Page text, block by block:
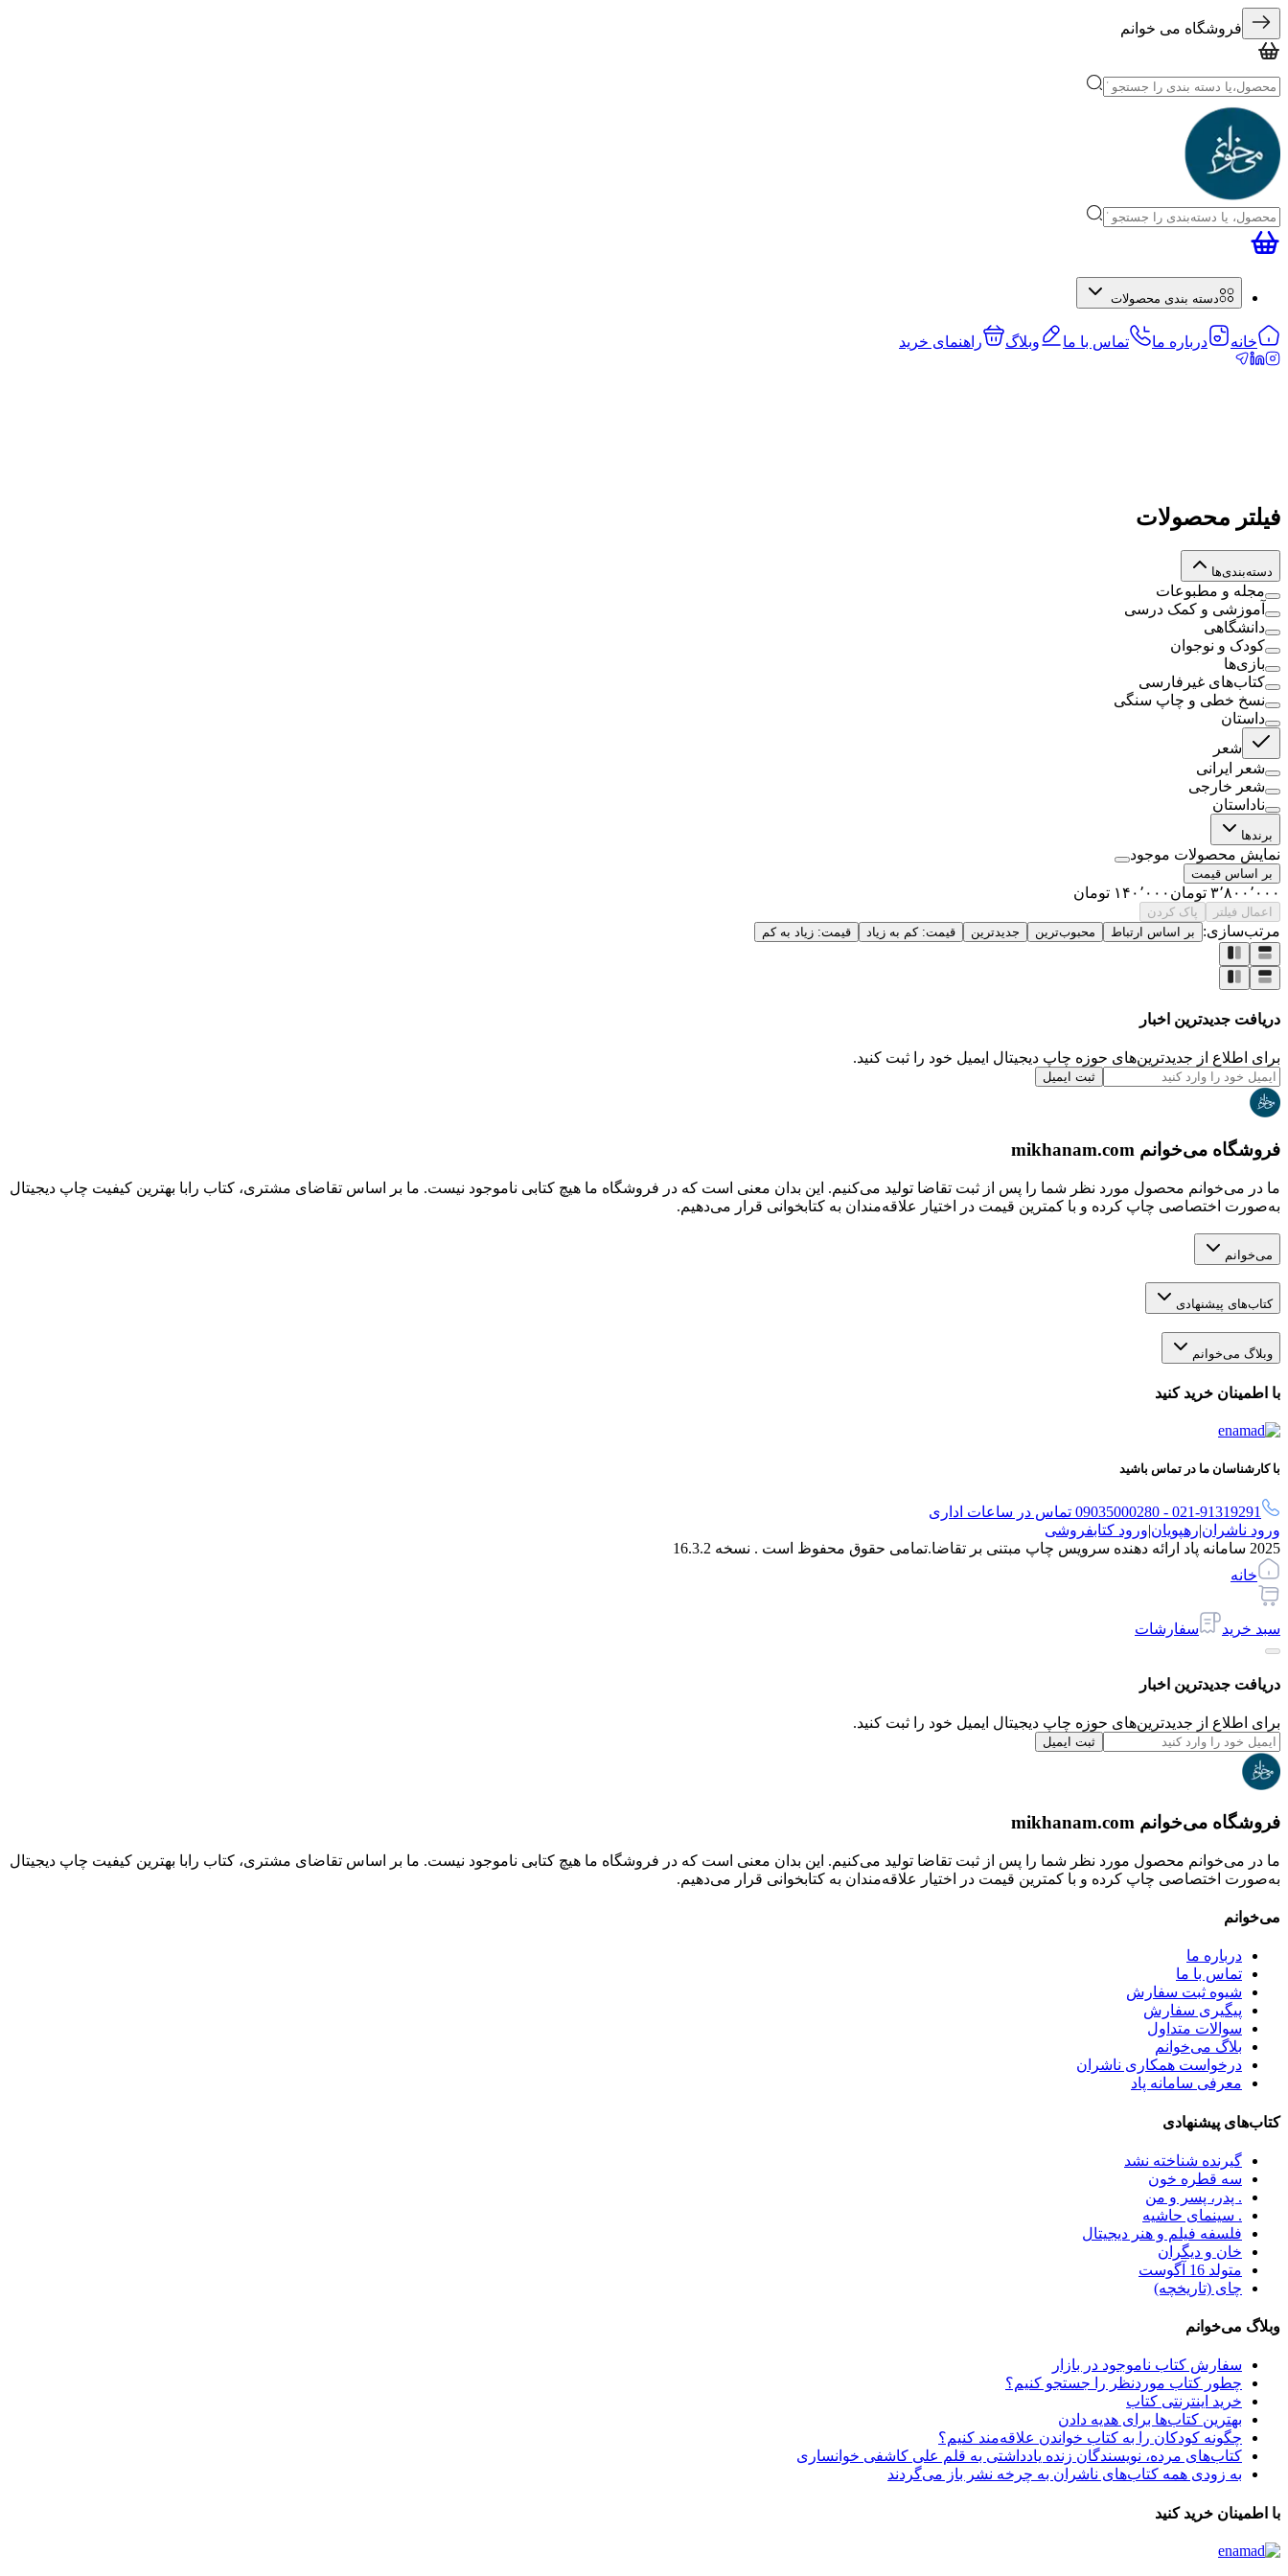
فروشگاه می خوانم
دسته بندی محصولات
خانه درباره ما تماس با ما وبلاگ راهنمای خرید
فیلتر محصولات
دسته‌بندی‌ها
مجله و مطبوعات
آموزشی و کمک درسی
دانشگاهی
کودک و نوجوان
بازی‌ها
کتاب‌های غیرفارسی
نسخ خطی و چاپ سنگی
داستان
شعر
شعر ایرانی
شعر خارجی
ناداستان
برندها
نمایش محصولات موجود
بر اساس قیمت
۳٬۸۰۰٬۰۰۰ تومان ۱۴۰٬۰۰۰ تومان
اعمال فیلتر پاک کردن
مرتب‌سازی: بر اساس ارتباط محبوب‌ترین جدیدترین قیمت: کم به زیاد قیمت: زیاد به کم
دریافت جدیدترین‌ اخبار
برای اطلاع از جدیدترین‌های حوزه چاپ دیجیتال ایمیل خود را ثبت کنید.
ثبت ایمیل
فروشگاه می‌خوانم mikhanam.com
ما در می‌خوانم محصول مورد نظر شما را پس از ثبت تقاضا تولید می‌کنیم. این بدان معنی است که در فروشگاه ما هیچ کتابی ناموجود نیست. ما بر اساس تقاضای مشتری، کتاب رابا بهترین کیفیت چاپ دیجیتال
به‌صورت اختصاصی چاپ کرده و با کمترین قیمت در اختیار علاقه‌مندان به کتابخوانی قرار می‌دهیم.
می‌خوانم
کتاب‌های پیشنهادی
وبلاگ می‌خوانم
با اطمینان خرید کنید
با کارشناسان ما در تماس باشید
021-91319291 - 09035000280 تماس در ساعات اداری
ورود ناشران|رهپویان|ورود کتابفروشی
2025 سامانه پاد ارائه دهنده سرویس چاپ مبتنی بر تقاضا.
تمامی حقوق محفوظ است . نسخه 16.3.2
خانه
سبد خرید سفارشات
دریافت جدیدترین‌ اخبار
برای اطلاع از جدیدترین‌های حوزه چاپ دیجیتال ایمیل خود را ثبت کنید.
ثبت ایمیل
فروشگاه می‌خوانم mikhanam.com
ما در می‌خوانم محصول مورد نظر شما را پس از ثبت تقاضا تولید می‌کنیم. این بدان معنی است که در فروشگاه ما هیچ کتابی ناموجود نیست. ما بر اساس تقاضای مشتری، کتاب رابا بهترین کیفیت چاپ دیجیتال
به‌صورت اختصاصی چاپ کرده و با کمترین قیمت در اختیار علاقه‌مندان به کتابخوانی قرار می‌دهیم.
می‌خوانم
درباره ما
تماس با ما
شیوه ثبت سفارش
پیگیری سفارش
سوالات متداول
بلاگ می‌خوانم
درخواست همکاری ناشران
معرفی سامانه پاد
کتاب‌های پیشنهادی
گیرنده شناخته نشد
سه قطره خون
. پدر، پسر و من
. سینمای حاشیه
فلسفه فیلم و هنر دیجیتال
خان و دیگران
متولد 16 آگوست
چای (تاریخچه)
وبلاگ می‌خوانم
سفارش کتاب ناموجود در بازار
چطور کتاب موردنظر را جستجو کنیم؟
خرید اینترنتی کتاب
بهترین کتاب‌ها برای هدیه دادن
چگونه کودکان را به کتاب خواندن علاقه‌مند کنیم؟
کتاب‌های مرده، نویسندگان زنده یادداشتی به قلم علی کاشفی خوانساری
به زودی همه کتاب‌های ناشران به چرخه نشر باز می‌گردند
با اطمینان خرید کنید